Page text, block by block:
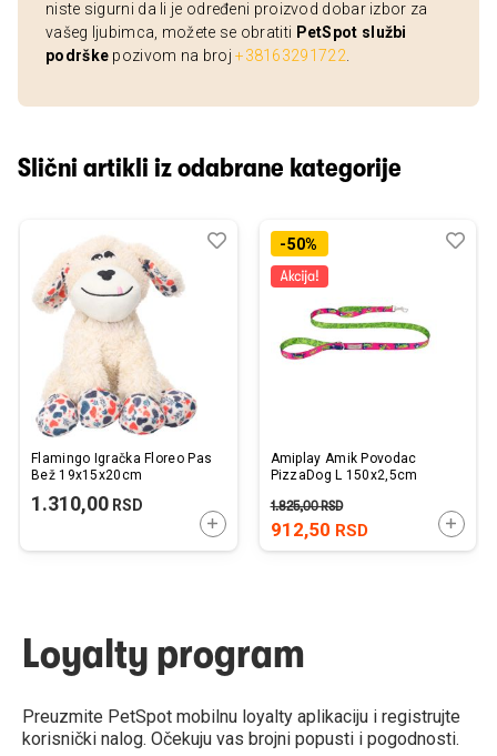
niste sigurni da li je određeni proizvod dobar izbor za
vašeg ljubimca, možete se obratiti PetSpot službi
podrške pozivom na broj+38163291722
Slični artikli iz odabrane kategorije
Flamingo Igračka Floreo Pas
Bež 19x15x20cm
1.310,00 RSD
DODAJTE U KORPU
Dodaj
Uporedi-50%
Amiplay Amik Povodac
PizzaDog L 150x2,5cm
912,50 RSD
1.825,00RSD
Loyalty program
Preuzmite PetSpot mobilnu loyalty aplikaciju i registrujte
korisnički nalog. Očekuju vas brojni popusti i pogodnosti.